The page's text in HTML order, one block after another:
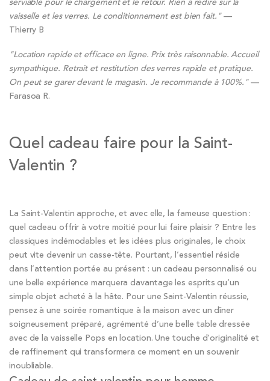
vaisselle et les verres. Le conditionnement est bien fait."—
Thierry B
"Location rapide et efficace en ligne. Prix très raisonnable. Accueil
sympathique. Retrait et restitution des verres rapide et pratique.
On peut se garer devant le magasin. Je recommande à 100%."—
Farasoa R.
Quel cadeau faire pour la Saint-
Valentin ?
La Saint-Valentin approche, et avec elle, la fameuse question :
quel cadeau offrir à votre moitié pour lui faire plaisir ? Entre les
classiques indémodables et les idées plus originales, le choix
peut vite devenir un casse-tête. Pourtant, l’essentiel réside
dans l’attention portée au présent : un cadeau personnalisé ou
une belle expérience marquera davantage les esprits qu’un
simple objet acheté à la hâte. Pour une Saint-Valentin réussie,
pensez à une soirée romantique à la maison avec un dîner
soigneusement préparé, agrémenté d’une belle table dressée
avec de la vaisselle Pops en location. Une touche d’originalité et
de raffinement qui transformera ce moment en un souvenir
inoubliable.